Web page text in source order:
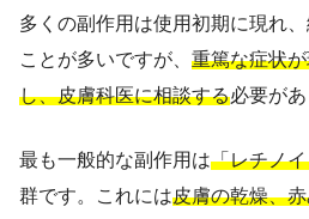
多くの副作用は使用初期に現れ
ことが多いですが、 重篤な症状
し、皮膚科医に相談する必要があ
最も一般的な副作用は「レチノ
群です。これには皮膚の乾燥、